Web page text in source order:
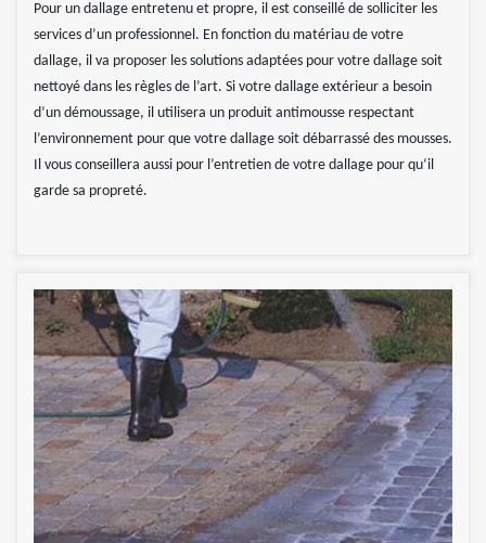
Pour un dallage entretenu et propre, il est conseillé de solliciter les
services d’un professionnel. En fonction du matériau de votre
dallage, il va proposer les solutions adaptées pour votre dallage soit
nettoyé dans les règles de l’art. Si votre dallage extérieur a besoin
d’un démoussage, il utilisera un produit antimousse respectant
l’environnement pour que votre dallage soit débarrassé des mousses.
Il vous conseillera aussi pour l’entretien de votre dallage pour qu‘il
garde sa propreté.